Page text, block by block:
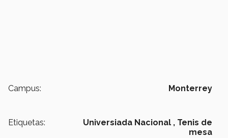
Campus: Monterrey
Etiquetas: Universiada Nacional , Tenis de
mesa